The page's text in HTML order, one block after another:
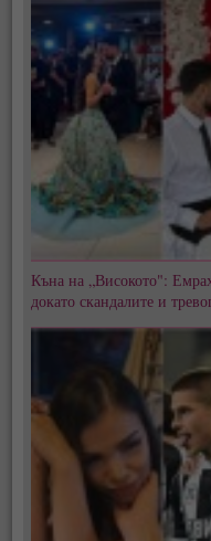
Къна на „Високото":
докато скандалите и